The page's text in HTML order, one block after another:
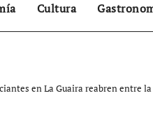
Cultura
en La Guaira reabren entre